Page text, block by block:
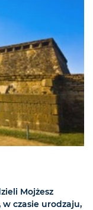
Mojżesz
czasie urodzaju,